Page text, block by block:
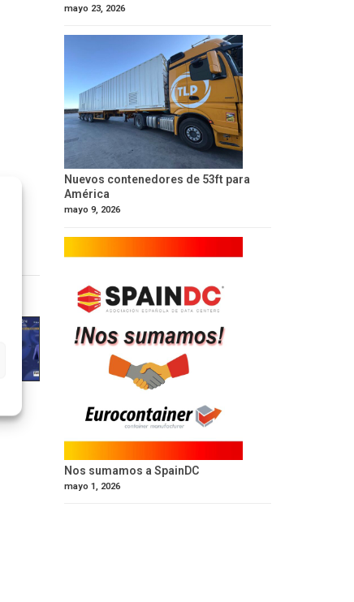
mayo 23, 2026
Nuevos contenedores de 53ft para
América
mayo 9, 2026
Nos sumamos a SpainDC
mayo 1, 2026